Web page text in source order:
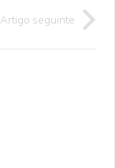
Artigo seguinte